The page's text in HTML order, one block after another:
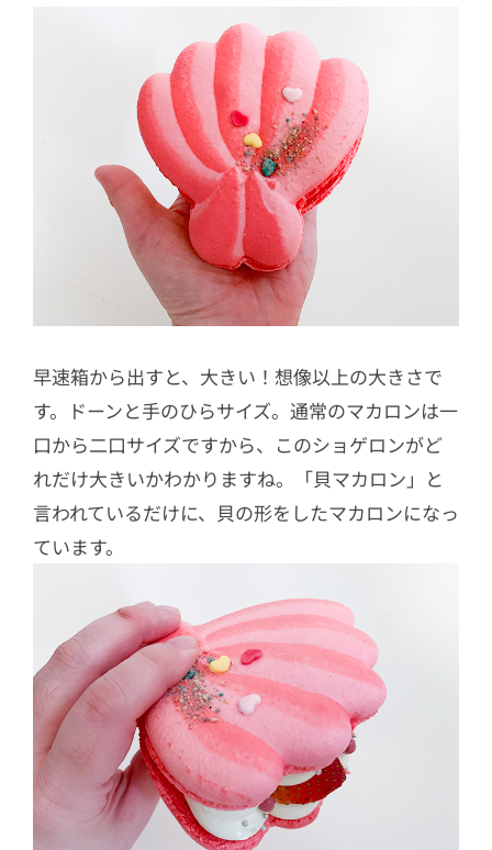
早速箱から出すと、大きい！想像以上の大きさで
す。ドーンと手のひらサイズ。通常のマカロンは一
口から二口サイズですから、このショゲロンがど
れだけ大きいかわかりますね。「貝マカロン」と
言われているだけに、貝の形をしたマカロンになっ
ています。